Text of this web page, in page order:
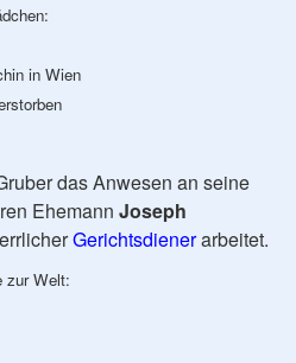
in Wien
das Anwesen an seine
Ehemann Joseph
Gerichtsdienerarbeitet.
zur Welt: